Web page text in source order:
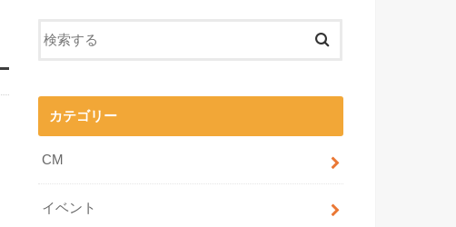
カテゴリー
CM
イベント